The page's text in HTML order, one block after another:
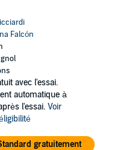
Falcón
avec l'essai.
automatique à
l'essai. Voir
gratuitement